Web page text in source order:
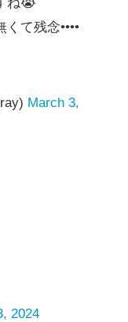
て残念••••
March 3,
2024